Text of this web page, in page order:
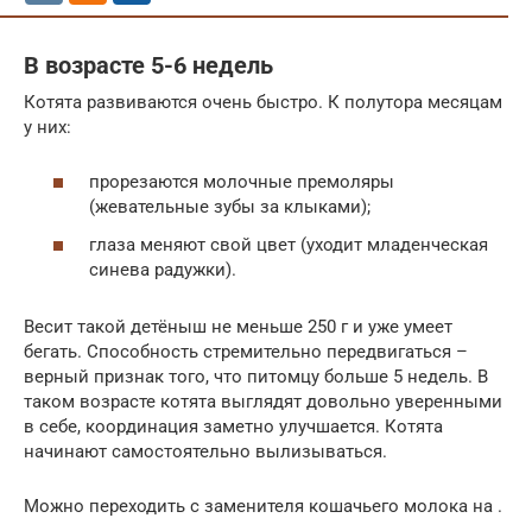
В возрасте 5-6 недель
Котята развиваются очень быстро. К полутора месяцам
у них:
прорезаются молочные премоляры
(жевательные зубы за клыками);
глаза меняют свой цвет (уходит младенческая
синева радужки).
Весит такой детёныш не меньше 250 г и уже умеет
бегать. Способность стремительно передвигаться –
верный признак того, что питомцу больше 5 недель. В
таком возрасте котята выглядят довольно уверенными
в себе, координация заметно улучшается. Котята
начинают самостоятельно вылизываться.
Можно переходить с заменителя кошачьего молока на .